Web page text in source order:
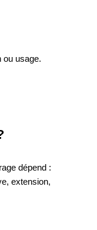
ou usage.
dépend :
extension,